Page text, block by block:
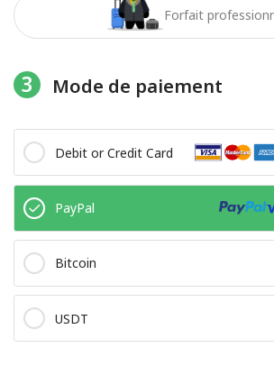
Forfait
3 Mode de paiement
Debit or Credit Card
PayPal
Bitcoin
USDT